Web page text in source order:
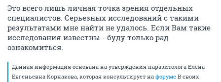
Это всего лишь личная точка зрения отдельных
специалистов. Серьезных исследований с такими
результатами мне найти не удалось. Если Вам такие
исследования известны - буду только рад
ознакомиться.
Данная информация основана на утверждения паразитолога Елена
Евгеньевна Корнакова, которая консультирует на форуме В своих